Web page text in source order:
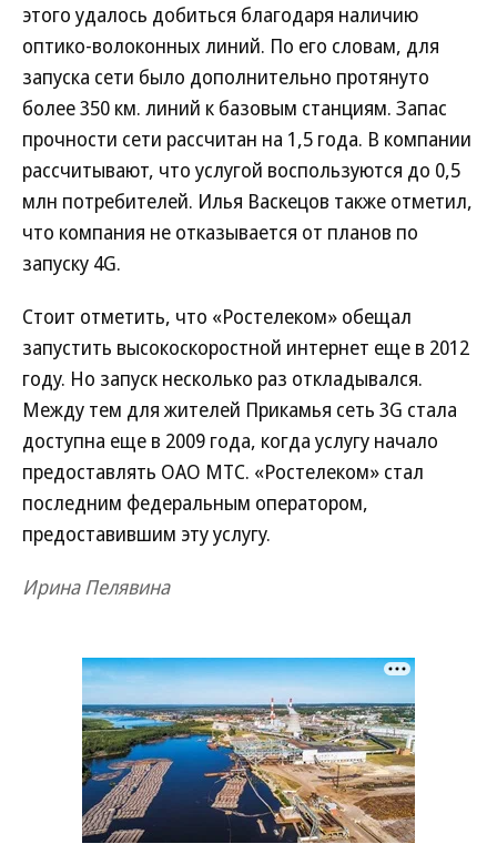
этого удалось добиться благодаря наличию
оптико-волоконных линий. По его словам, для
запуска сети было дополнительно протянуто
более 350 км. линий к базовым станциям. Запас
прочности сети рассчитан на 1,5 года. В компании
рассчитывают, что услугой воспользуются до 0,5
млн потребителей. Илья Васкецов также отметил,
что компания не отказывается от планов по
запуску 4G.
Стоит отметить, что «Ростелеком» обещал
запустить высокоскоростной интернет еще в 2012
году. Но запуск несколько раз откладывался.
Между тем для жителей Прикамья сеть 3G стала
доступна еще в 2009 года, когда услугу начало
предоставлять ОАО МТС. «Ростелеком» стал
последним федеральным оператором,
предоставившим эту услугу.
Ирина Пелявина